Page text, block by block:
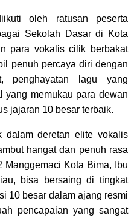
oleh ratusan peserta
Sekolah Dasar di Kota
para vokalis cilik berbakat
penuh percaya diri dengan
penghayatan lagu yang
yang memukau para dewan
jajaran 10 besar terbaik.
dalam deretan elite vokalis
hangat dan penuh rasa
Kota Bima, Ibu
bisa bersaing di tingkat
10 besar dalam ajang resmi
pencapaian yang sangat